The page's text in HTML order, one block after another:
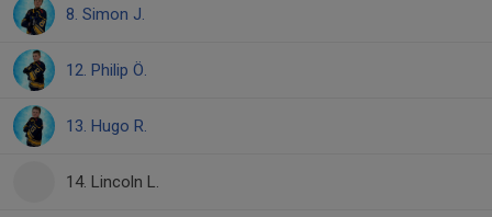
8. Simon J.
12. Philip Ö.
13. Hugo R.
14. Lincoln L.